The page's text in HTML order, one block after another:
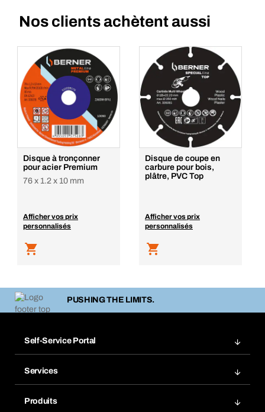
Nos clients achètent aussi
Disque à tronçonner
pour acier Premium
76 x 1.2 x 10 mm
Afficher vos prix
personnalisés
Disque de coupe en
carbure pour bois,
plâtre, PVC Top
Afficher vos prix
personnalisés
PUSHING THE LIMITS.
Self-Service Portal
Favoris
Services
Produits